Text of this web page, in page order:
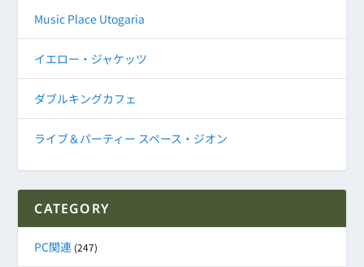
Music Place Utogaria
イエロー・ジャケッツ
ダブルキングカフェ
ライブ＆パーティー スペース・ジオン
CATEGORY
PC関連 (247)